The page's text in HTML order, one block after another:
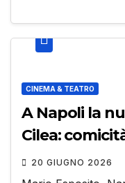
CINEMA & TEATRO
A Napoli la
Cilea:
20 GIUGNO 2026